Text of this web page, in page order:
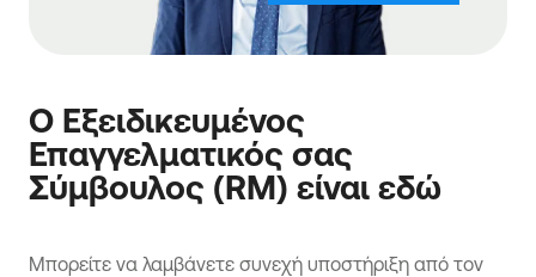
Ο Εξειδικευμένος
Επαγγελματικός σας
Σύμβουλος (RM) είναι εδώ
Μπορείτε να λαμβάνετε συνεχή υποστήριξη από τον